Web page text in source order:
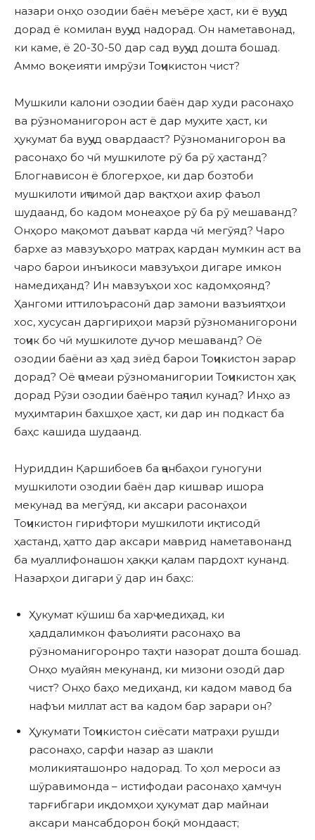
назари онҳо озодии баён меъёре ҳаст, ки ё вуҷуд
дорад ё комилан вуҷуд надорад. Он наметавонад,
ки каме, ё 20-30-50 дар сад вуҷуд дошта бошад.
Аммо воқеияти имрӯзи Тоҷикистон чист?
Мушкили калони озодии баён дар худи расонаҳо
ва рӯзноманигорон аст ё дар муҳите ҳаст, ки
ҳукумат ба вуҷуд овардааст? Рӯзноманигорон ва
расонаҳо бо чӣ мушкилоте рӯ ба рӯ ҳастанд?
Блогнависон ё блогерҳое, ки дар бозтоби
мушкилоти иҷтимоӣ дар вақтҳои ахир фаъол
шудаанд, бо кадом монеаҳое рӯ ба рӯ мешаванд?
Онҳоро мақомот даъват карда чӣ мегӯяд? Чаро
бархе аз мавзуъҳоро матраҳ кардан мумкин аст ва
чаро барои инъикоси мавзуъҳои дигаре имкон
намедиҳанд? Ин мавзуъҳои хос кадомҳоянд?
Ҳангоми иттилоърасонӣ дар замони вазъиятҳои
хос, хусусан даргириҳои марзӣ рӯзноманигорони
тоҷик бо чӣ мушкилоте дучор мешаванд? Оё
озодии баёни аз ҳад зиёд барои Тоҷикистон зарар
дорад? Оё ҷомеаи рӯзноманигории Тоҷикистон ҳақ
дорад Рӯзи озодии баёнро таҷлил кунад? Инҳо аз
муҳимтарин бахшҳое ҳаст, ки дар ин подкаст ба
баҳс кашида шудаанд.
Нуриддин Қаршибоев ба ҷанбаҳои гуногуни
мушкилоти озодии баён дар кишвар ишора
мекунад ва мегӯяд, ки аксари расонаҳои
Тоҷикистон гирифтори мушкилоти иқтисодӣ
ҳастанд, ҳатто дар аксари маврид наметавонанд
ба муаллифонашон ҳаққи қалам пардохт кунанд.
Назарҳои дигари ӯ дар ин баҳс:
Ҳукумат кӯшиш ба харҷ медиҳад, ки
ҳаддалимкон фаъолияти расонаҳо ва
рӯзноманигоронро таҳти назорат дошта бошад.
Онҳо муайян мекунанд, ки мизони озодӣ дар
чист? Онҳо баҳо медиҳанд, ки кадом мавод ба
нафъи миллат аст ва кадом бар зарари он?
Ҳукумати Тоҷикистон сиёсати матраҳи рушди
расонаҳо, сарфи назар аз шакли
моликияташонро надорад. То ҳол мероси аз
шӯравимонда – истифодаи расонаҳо ҳамчун
тарғибгари иқдомҳои ҳукумат дар майнаи
аксари мансабдорон боқӣ мондааст;